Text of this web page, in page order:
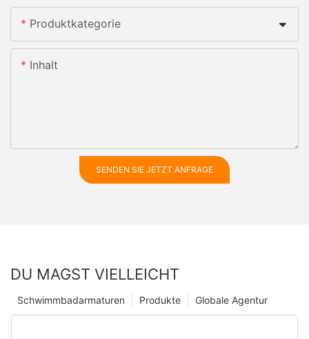
Produktkategorie
Inhalt
SENDEN SIE JETZT ANFRAGE
DU MAGST VIELLEICHT
Globale Agentur
Produkte
Schwimmbadarmaturen